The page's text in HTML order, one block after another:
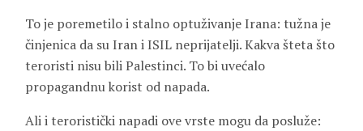
To je poremetilo i stalno optuživanje Irana: tužna je
činjenica da su Iran i ISIL neprijatelji. Kakva šteta što
teroristi nisu bili Palestinci. To bi uvećalo
propagandnu korist od napada.
Ali i teroristički napadi ove vrste mogu da posluže: